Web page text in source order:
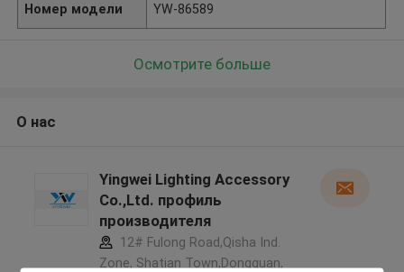
Номер модели YW-86589
Осмотрите больше
О нас
Yingwei Lighting Accessory
Co.,Ltd. профиль
производителя
12# Fulong Road,Qisha Ind.
Zone, Shatian Town,Dongguan,